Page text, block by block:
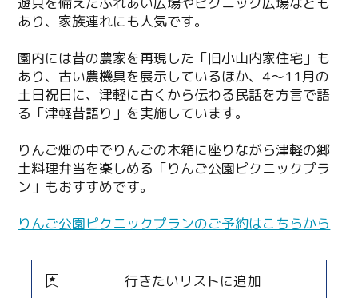
あり、家族連れにも人気です。
園内には昔の農家を再現した「旧小山内家住宅」も
あり、古い農機具を展示しているほか、4～11月の
土日祝日に、津軽に古くから伝わる民話を方言で語
る「津軽昔語り」を実施しています。
りんご畑の中でりんごの木箱に座りながら津軽の郷
土料理弁当を楽しめる「りんご公園ピクニックプラ
ン」もおすすめです。
りんご公園ピクニックプランのご予約はこちらから
行きたいリストに追加